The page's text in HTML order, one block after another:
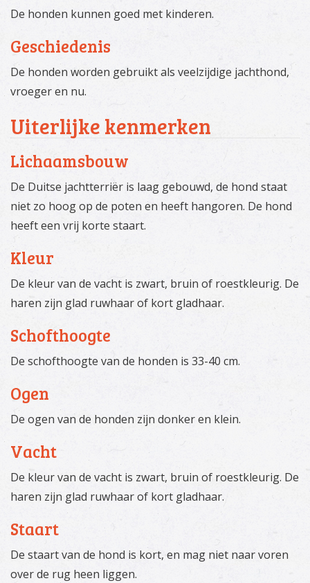
De honden kunnen goed met kinderen.
Geschiedenis
De honden worden gebruikt als veelzijdige jachthond,
vroeger en nu.
Uiterlijke kenmerken
Lichaamsbouw
De Duitse jachtterriër is laag gebouwd, de hond staat
niet zo hoog op de poten en heeft hangoren. De hond
heeft een vrij korte staart.
Kleur
De kleur van de vacht is zwart, bruin of roestkleurig. De
haren zijn glad ruwhaar of kort gladhaar.
Schofthoogte
De schofthoogte van de honden is 33-40 cm.
Ogen
De ogen van de honden zijn donker en klein.
Vacht
De kleur van de vacht is zwart, bruin of roestkleurig. De
haren zijn glad ruwhaar of kort gladhaar.
Staart
De staart van de hond is kort, en mag niet naar voren
over de rug heen liggen.